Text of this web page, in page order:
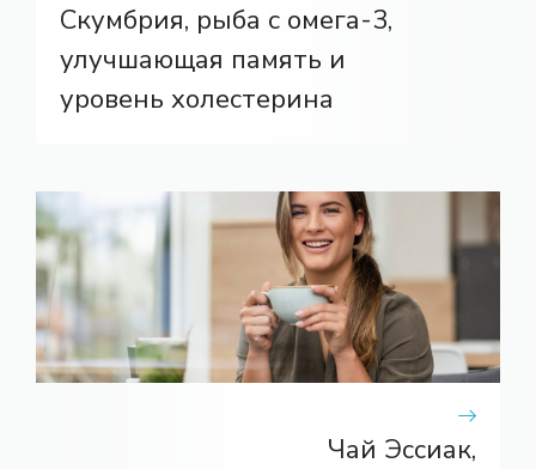
Скумбрия, рыба с омега-3,
улучшающая память и
уровень холестерина
Чай Эссиак,